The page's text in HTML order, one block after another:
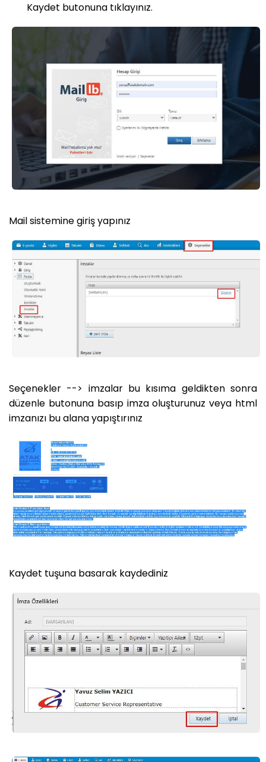
Kaydet butonuna tıklayınız.
Mail sistemine giriş yapınız
Seçenekler --> imzalar bu kısıma geldikten sonra
düzenle butonuna basıp imza oluşturunuz veya html
imzanızı bu alana yapıştırınız
Kaydet tuşuna basarak kaydediniz